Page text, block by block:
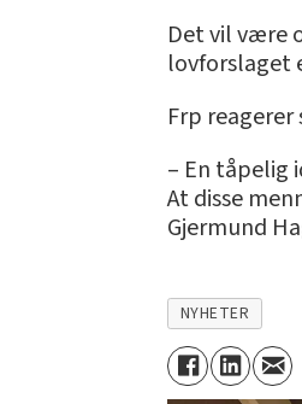
Det vil være
lovforslaget
Frp
– En tåpelig
At disse
Gjermund
NYHETER